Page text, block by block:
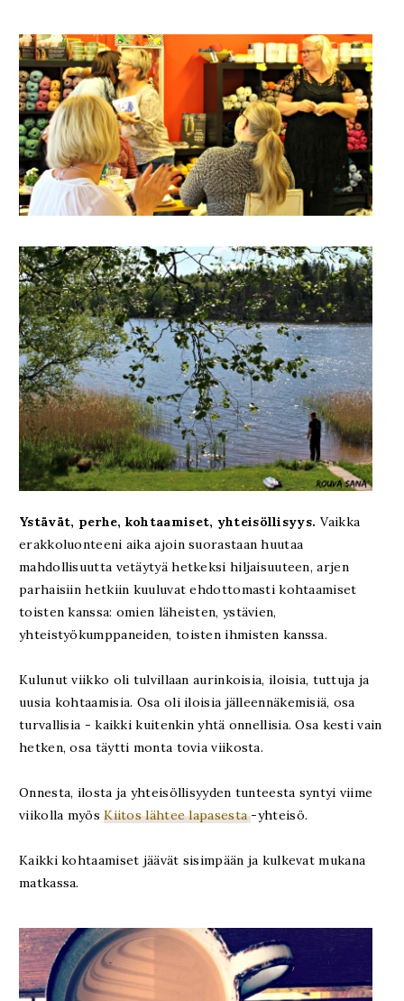
Ystävät, perhe, kohtaamiset, yhteisöllisyys. Vaikka
erakkoluonteeni aika ajoin suorastaan huutaa
mahdollisuutta vetäytyä hetkeksi hiljaisuuteen, arjen
parhaisiin hetkiin kuuluvat ehdottomasti kohtaamiset
toisten kanssa: omien läheisten, ystävien,
yhteistyökumppaneiden, toisten ihmisten kanssa.
Kulunut viikko oli tulvillaan aurinkoisia, iloisia, tuttuja ja
uusia kohtaamisia. Osa oli iloisia jälleennäkemisiä, osa
turvallisia - kaikki kuitenkin yhtä onnellisia. Osa kesti vain
hetken, osa täytti monta tovia viikosta.
Onnesta, ilosta ja yhteisöllisyyden tunteesta syntyi viime
viikolla myösKiitos lähtee lapasesta-yhteisö.
Kaikki kohtaamiset jäävät sisimpään ja kulkevat mukana
matkassa.